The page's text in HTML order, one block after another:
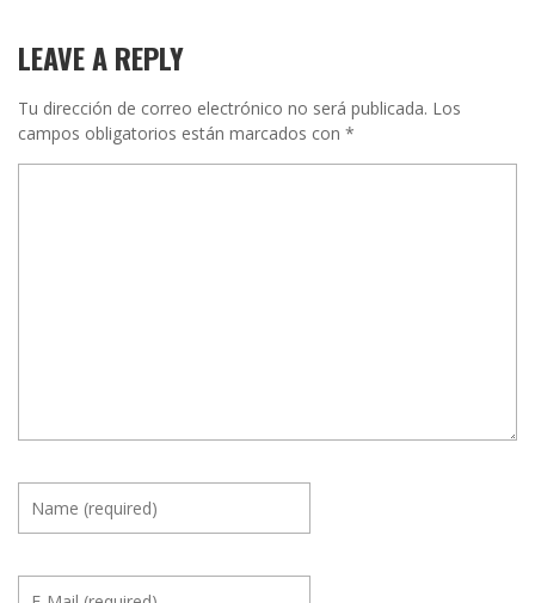
LEAVE A REPLY
Tu dirección de correo electrónico no será publicada. Los
campos obligatorios están marcados con *